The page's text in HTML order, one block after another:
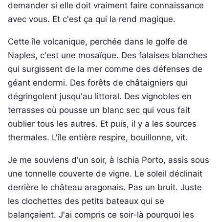
demander si elle doit vraiment faire connaissance
avec vous. Et c'est ça qui la rend magique.
Cette île volcanique, perchée dans le golfe de
Naples, c'est une mosaïque. Des falaises blanches
qui surgissent de la mer comme des défenses de
géant endormi. Des forêts de châtaigniers qui
dégringolent jusqu'au littoral. Des vignobles en
terrasses où pousse un blanc sec qui vous fait
oublier tous les autres. Et puis, il y a les sources
thermales. L'île entière respire, bouillonne, vit.
Je me souviens d'un soir, à Ischia Porto, assis sous
une tonnelle couverte de vigne. Le soleil déclinait
derrière le château aragonais. Pas un bruit. Juste
les clochettes des petits bateaux qui se
balançaient. J'ai compris ce soir-là pourquoi les